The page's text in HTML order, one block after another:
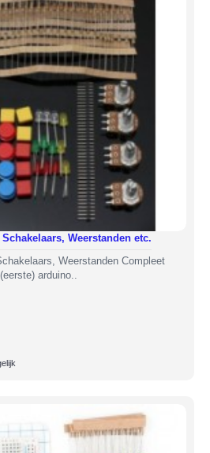
Weerstanden etc.
Weerstanden Compleet
arduino..